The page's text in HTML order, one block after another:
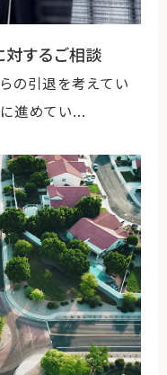
するご相談
の引退を考えてい
進めてい...